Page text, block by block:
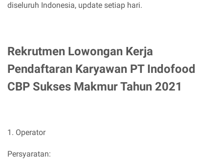
diseluruh Indonesia, update setiap hari.
Rekrutmen Lowongan Kerja
Pendaftaran Karyawan PT Indofood
CBP Sukses Makmur Tahun 2021
1. Operator
Persyaratan: